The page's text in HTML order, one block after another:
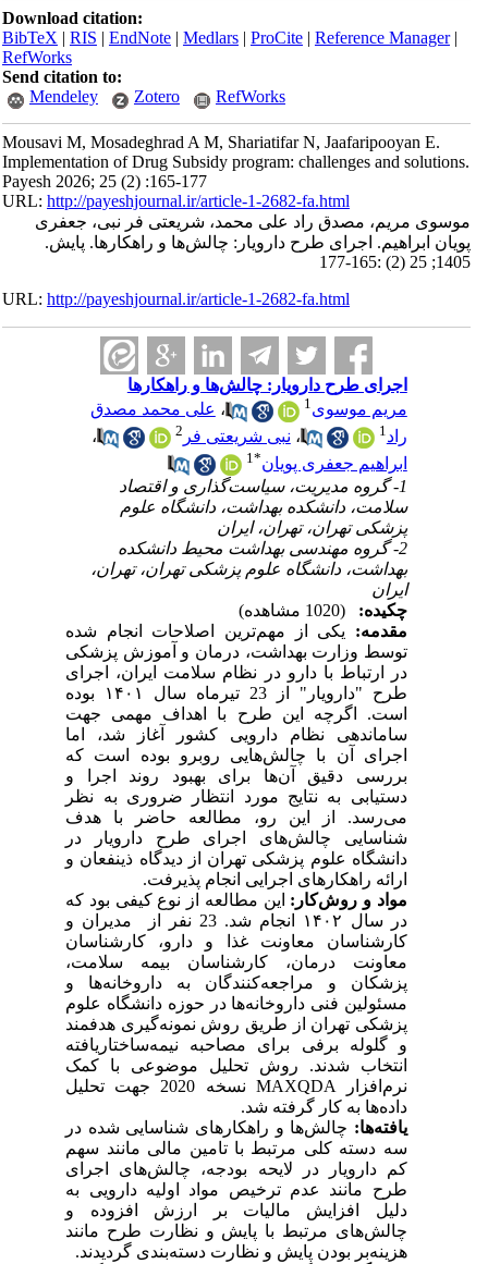
Download citation:
BibTeX|RIS|EndNote|Medlars|ProCite|Reference Manager
RefWorks
Send citation to:
Mendeley
Zotero RefWorks
Mousavi M, Mosadeghrad A M, Shariatifar N, Jaafaripooyan E.
Implementation of Drug Subsidy program: challenges and solutions.
Payesh 2026; 25 (2) :165-177
URL:http://payeshjournal.ir/article-1-2682-fa.html
موسوی مریم، مصدق راد علی محمد، شریعتی فر نبی، جعفری
پویان ابراهیم. اجرای طرح دارویار: چالش‌ها و راهکارها. پایش.
1405; 25 (2) :165-177
URL:http://payeshjournal.ir/article-1-2682-fa.html
اجرای طرح دارویار: چالش‌ها و راهکارها
مریم موسوی1 ،علی محمد مصدق
راد 1 ،نبی شریعتی فر2
،
ابراهیم جعفری پویان *
1
1- گروه مدیریت، سیاست‌گذاری و اقتصاد
سلامت، دانشکده بهداشت، دانشگاه علوم
پزشکی تهران، تهران، ایران
2- گروه مهندسی بهداشت محیط دانشکده
بهداشت، دانشگاه علوم پزشکی تهران، تهران،
ایران
چکیده:
مقدمه:یکی از مهم‌ترین اصلاحات انجام شده
توسط وزارت بهداشت، درمان و آموزش پزشکی
در ارتباط با دارو در نظام سلامت ایران، اجرای
طرح "دارویار" از 23 تیرماه سال ۱۴۰۱ بوده
است. اگرچه این طرح با اهداف مهمی جهت
ساماندهی نظام دارویی کشور آغاز شد، اما
اجرای آن با چالش‌هایی روبرو بوده است که
بررسی دقیق آن‌ها برای بهبود روند اجرا و
دستیابی به نتایج مورد انتظار ضروری به نظر
می‌رسد. از این رو، مطالعه حاضر با هدف
شناسایی چالش‌های اجرای طرح دارویار در
دانشگاه علوم پزشکی تهران از دیدگاه ذینفعان و
ارائه‌ راهکارهای اجرایی انجام پذیرفت.
مواد و روش‌کار:این مطالعه از نوع کیفی بود که
در سال ۱۴۰۲ انجام شد. 23 نفر از مدیران و
کارشناسان معاونت غذا و دارو، کارشناسان
معاونت درمان، کارشناسان بیمه سلامت،
پزشکان و مراجعه‌کنندگان به داروخانه‌ها و
مسئولین فنی داروخانه‌ها در حوزه دانشگاه علوم
پزشکی تهران از طریق روش نمونه‌گیری هدفمند
و گلوله برفی برای مصاحبه نیمه‌ساختاریافته
انتخاب شدند. روش تحلیل موضوعی با کمک
نرم‌افزار MAXQDA نسخه 2020 جهت تحلیل
داده‌ها به کار گرفته شد.
یافته‌ها:چالش‌ها و راهکارهای شناسایی شده در
سه دسته کلی مرتبط با تامین مالی مانند سهم
کم دارویار در لایحه بودجه، چالش‌های اجرای
طرح مانند عدم ترخیص مواد اولیه دارویی به
دلیل افزایش مالیات بر ارزش افزوده و
چالش‌های مرتبط با پایش و نظارت طرح مانند
هزینه‌بر بودن پایش و نظارت دسته‌بندی گردیدند.